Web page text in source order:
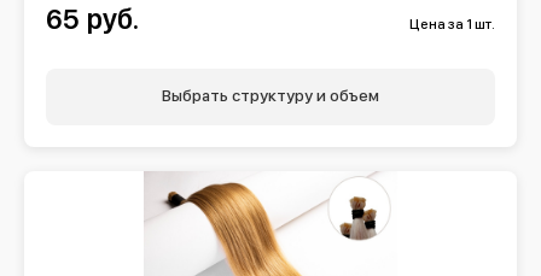
65 руб. Цена за 1 шт.
Выбрать структуру и объем